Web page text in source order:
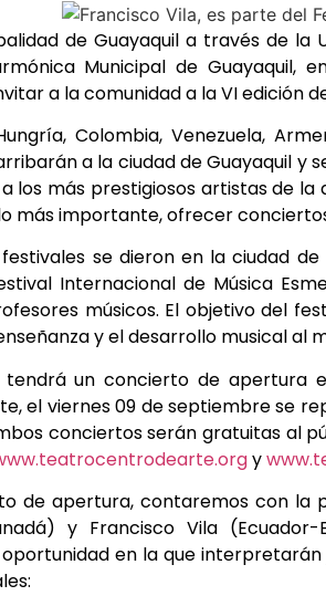
de Guayaquil a través de
Municipal de Guayaquil,
a la comunidad a la VI edición
Colombia, Venezuela,
a la ciudad de Guayaquil y
los más prestigiosos artistas de
más importante, ofrecer
se dieron en la ciudad
Internacional de Música
músicos. El objetivo del
y el desarrollo musical al
tendrá un concierto de
el viernes 09 de septiembre se
conciertos serán gratuitas al
y
de apertura, contaremos con la
y Francisco Vila
en la que